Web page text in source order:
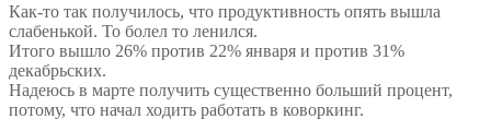
Как-то так получилось, что продуктивность опять вышла
слабенькой. То болел то ленился.
Итого вышло 26% против 22% января и против 31%
декабрьских.
Надеюсь в марте получить существенно больший процент,
потому, что начал ходить работать в коворкинг.